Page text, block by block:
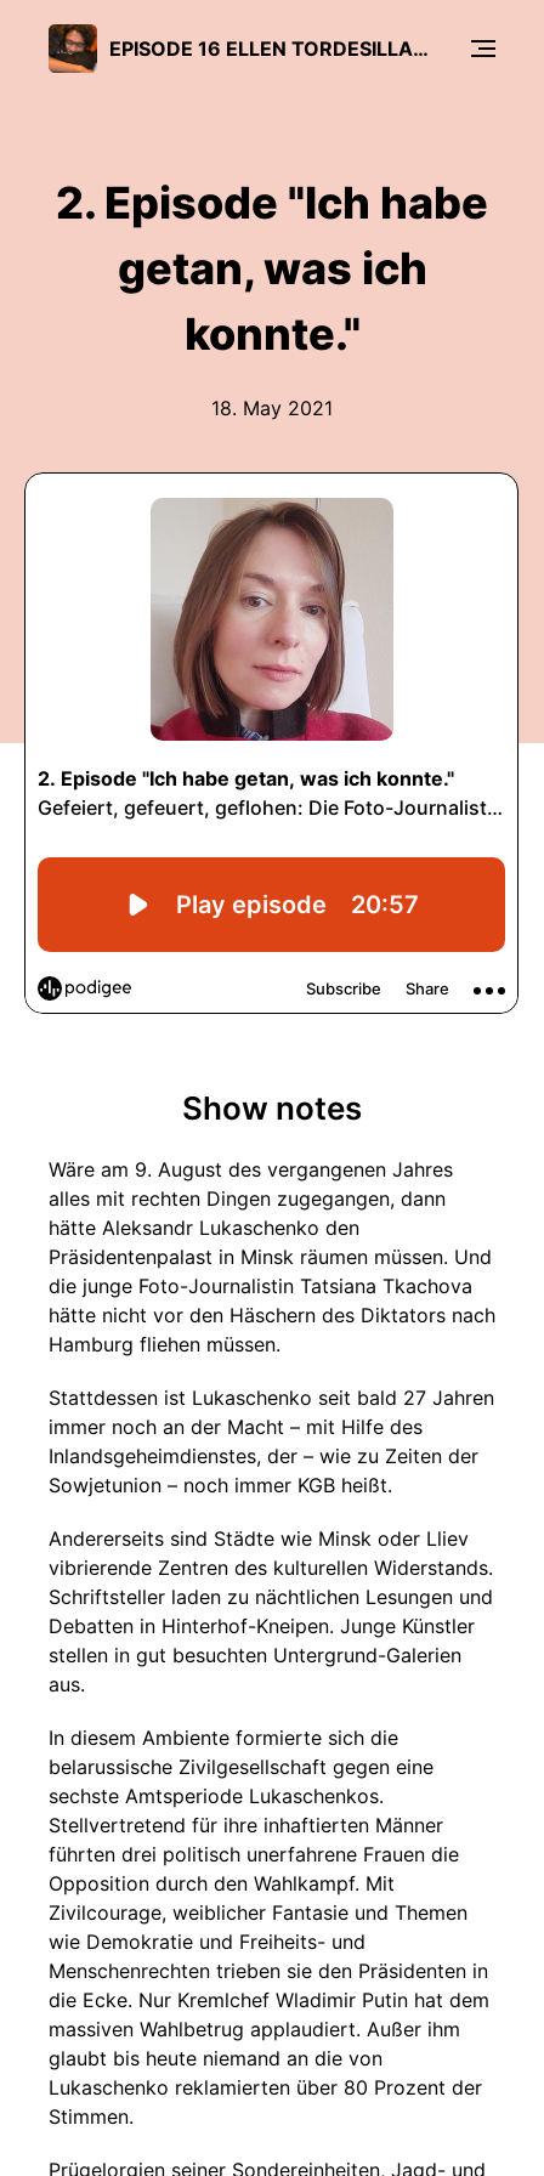
EPISODE 16 ELLEN TORDESILLAS "TOO COMPLACENT FOR TOO MNY YEARS."
2. Episode "Ich habe
getan, was ich
konnte."
18. May 2021
Show notes
Wäre am 9. August des vergangenen Jahres
alles mit rechten Dingen zugegangen, dann
hätte Aleksandr Lukaschenko den
Präsidentenpalast in Minsk räumen müssen. Und
die junge Foto-Journalistin Tatsiana Tkachova
hätte nicht vor den Häschern des Diktators nach
Hamburg fliehen müssen.
Stattdessen ist Lukaschenko seit bald 27 Jahren
immer noch an der Macht – mit Hilfe des
Inlandsgeheimdienstes, der – wie zu Zeiten der
Sowjetunion – noch immer KGB heißt.
Andererseits sind Städte wie Minsk oder Lliev
vibrierende Zentren des kulturellen Widerstands.
Schriftsteller laden zu nächtlichen Lesungen und
Debatten in Hinterhof-Kneipen. Junge Künstler
stellen in gut besuchten Untergrund-Galerien
aus.
In diesem Ambiente formierte sich die
belarussische Zivilgesellschaft gegen eine
sechste Amtsperiode Lukaschenkos.
Stellvertretend für ihre inhaftierten Männer
führten drei politisch unerfahrene Frauen die
Opposition durch den Wahlkampf. Mit
Zivilcourage, weiblicher Fantasie und Themen
wie Demokratie und Freiheits- und
Menschenrechten trieben sie den Präsidenten in
die Ecke. Nur Kremlchef Wladimir Putin hat dem
massiven Wahlbetrug applaudiert. Außer ihm
glaubt bis heute niemand an die von
Lukaschenko reklamierten über 80 Prozent der
Stimmen.
Prügelorgien seiner Sondereinheiten, Jagd- und